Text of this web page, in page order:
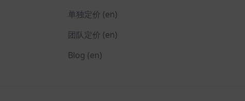
单独定价 (en)
团队定价 (en)
Blog (en)